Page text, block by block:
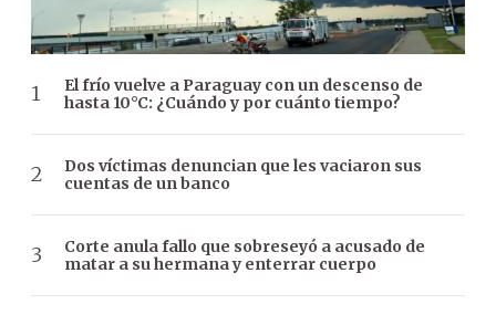
El frío vuelve a Paraguay con un descenso de
hasta 10°C: ¿Cuándo y por cuánto tiempo?
Dos víctimas denuncian que les vaciaron sus
cuentas de un banco
Corte anula fallo que sobreseyó a acusado de
matar a su hermana y enterrar cuerpo